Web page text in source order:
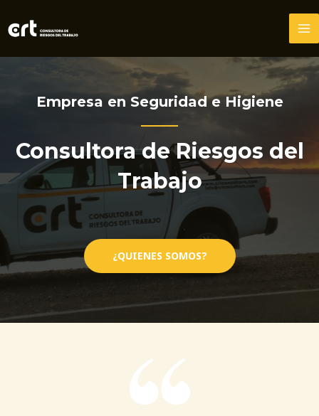
Empresa en Seguridad e Higiene
Consultora de Riesgos del
Trabajo
¿QUIENES SOMOS?